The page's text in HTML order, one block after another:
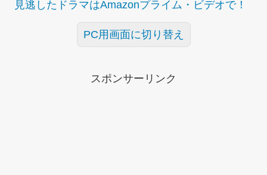
見逃したドラマはAmazonプライム・ビデオで！
PC用画面に切り替え
スポンサーリンク